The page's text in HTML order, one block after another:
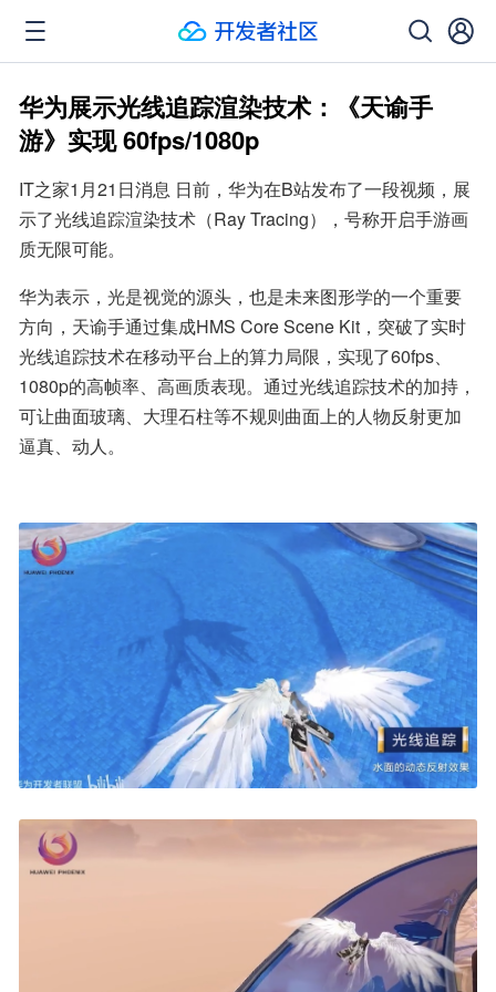
华为展示光线追踪渲染技术：《天谕手
游》实现 60fps/1080p
IT之家1月21日消息 日前，华为在B站发布了一段视频，展
示了光线追踪渲染技术（Ray Tracing），号称开启手游画
质无限可能。
华为表示，光是视觉的源头，也是未来图形学的一个重要
方向，天谕手通过集成HMS Core Scene Kit，突破了实时
光线追踪技术在移动平台上的算力局限，实现了60fps、
1080p的高帧率、高画质表现。通过光线追踪技术的加持，
可让曲面玻璃、大理石柱等不规则曲面上的人物反射更加
逼真、动人。